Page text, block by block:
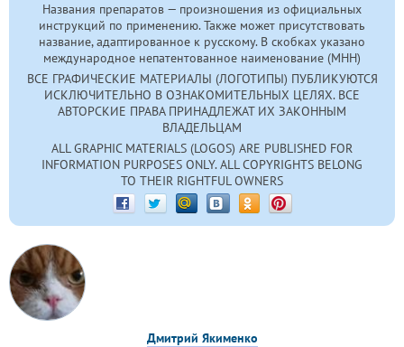
Названия препаратов — произношения из официальных
инструкций по применению. Также может присутствовать
название, адаптированное к русскому. В скобках указано
международное непатентованное наименование (МНН)
ВСЕ ГРАФИЧЕСКИЕ МАТЕРИАЛЫ (ЛОГОТИПЫ) ПУБЛИКУЮТСЯ
ИСКЛЮЧИТЕЛЬНО В ОЗНАКОМИТЕЛЬНЫХ ЦЕЛЯХ. ВСЕ
АВТОРСКИЕ ПРАВА ПРИНАДЛЕЖАТ ИХ ЗАКОННЫМ
ВЛАДЕЛЬЦАМ
ALL GRAPHIC MATERIALS (LOGOS) ARE PUBLISHED FOR
INFORMATION PURPOSES ONLY. ALL COPYRIGHTS BELONG
TO THEIR RIGHTFUL OWNERS
Дмитрий Якименко